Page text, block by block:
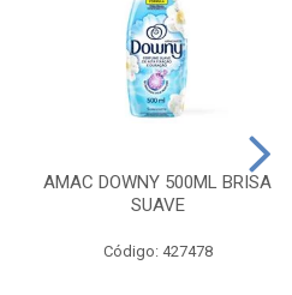
AMAC DOWNY 500ML BRISA
SUAVE
Código: 427478